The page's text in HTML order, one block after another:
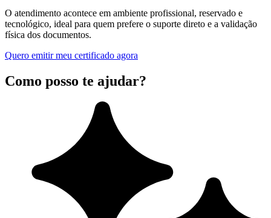
O atendimento acontece em ambiente profissional, reservado e
tecnológico, ideal para quem prefere o suporte direto e a validação
física dos documentos.
Quero emitir meu certificado agora
Como posso te ajudar?